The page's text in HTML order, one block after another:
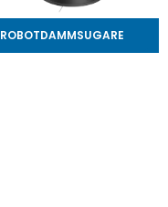
ROBOTDAMMSUGARE